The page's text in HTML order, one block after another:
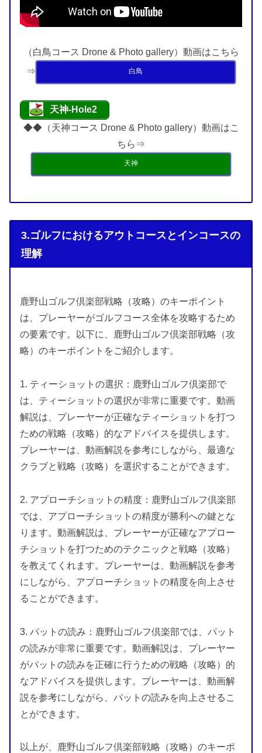
（白鳥コース Drone & Photo gallery）動画はこちら
⇒
白鳥
天神-Hole2
◆◆（天神コース Drone & Photo gallery）動画はこ
ちら⇒
天神
3.ゴルフにおけるアウトコースとインコースの
理解
鹿野山ゴルフ倶楽部戦略（攻略）のキーポイント
は、プレーヤーがゴルフコース全体を攻略するため
の要素です。以下に、鹿野山ゴルフ倶楽部戦略（攻
略）のキーポイントをご紹介します。
1. ティーショットの選択：鹿野山ゴルフ倶楽部で
は、ティーショットの選択が非常に重要です。動画
解説は、プレーヤーが正確なティーショットを打つ
ための戦略（攻略）的なアドバイスを提供します。
プレーヤーは、動画解説を参考にしながら、最適な
クラブと戦略（攻略）を選択することができます。
2. アプローチショットの精度：鹿野山ゴルフ倶楽部
では、アプローチショットの精度が勝利への鍵とな
ります。動画解説は、プレーヤーが正確なアプロー
チショットを打つためのテクニックと戦略（攻略）
を教えてくれます。プレーヤーは、動画解説を参考
にしながら、アプローチショットの精度を向上させ
ることができます。
3. パットの読み：鹿野山ゴルフ倶楽部では、パット
の読みが非常に重要です。動画解説は、プレーヤー
がパットの読みを正確に行うための戦略（攻略）的
なアドバイスを提供します。プレーヤーは、動画解
説を参考にしながら、パットの読みを向上させるこ
とができます。
以上が、鹿野山ゴルフ倶楽部戦略（攻略）のキーポ